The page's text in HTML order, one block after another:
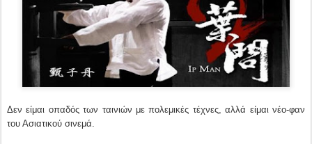
Δεν είμαι οπαδός των ταινιών με πολεμικές τέχνες, αλλά είμαι νέο-φαν
του Ασιατικού σινεμά.